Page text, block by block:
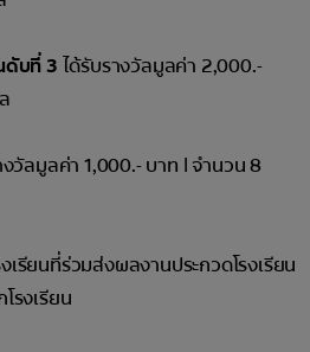
ดับที่ 3 ได้รับรางวัลมูลค่า 2,000.-
งวัลมูลค่า 1,000.- บาท | จำนวน 8
เรียนที่ร่วมส่งผลงานประกวดโรงเรียน
รงเรียน